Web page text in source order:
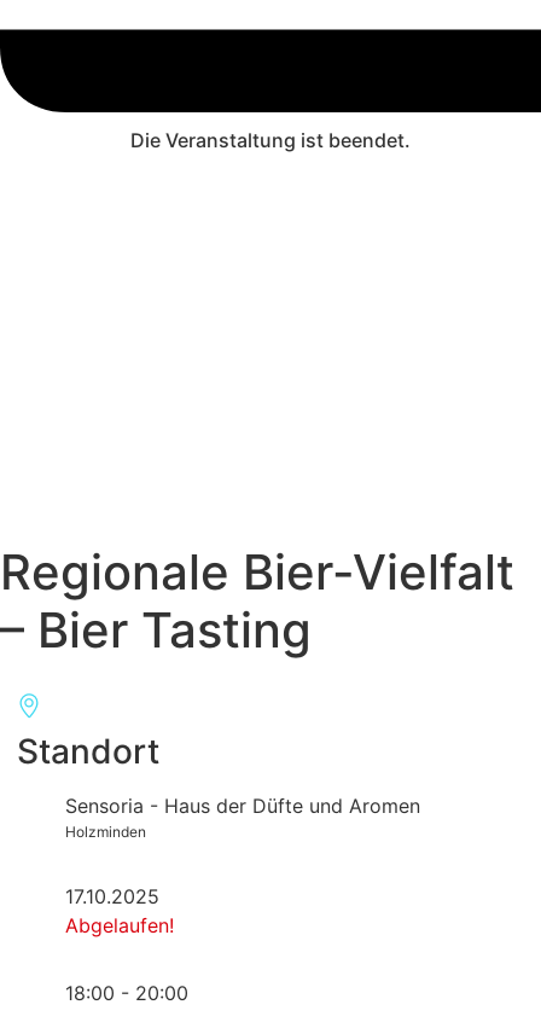
Die Veranstaltung ist beendet.
Regionale Bier-Vielfalt
– Bier Tasting
Standort
Sensoria - Haus der Düfte und Aromen
Holzminden
17.10.2025
Abgelaufen!
18:00 - 20:00